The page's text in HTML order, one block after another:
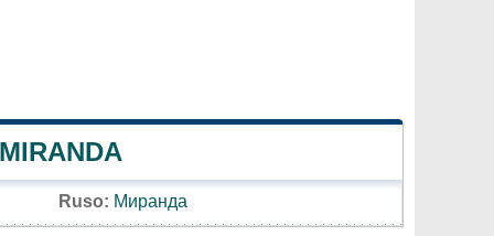
Ruso: Миранда